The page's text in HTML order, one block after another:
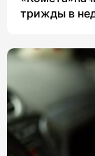
трижды в